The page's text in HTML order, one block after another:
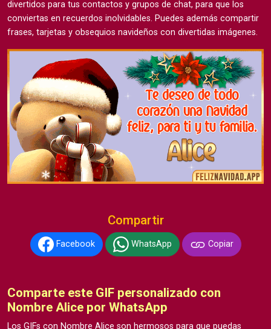
divertidos para tus contactos y grupos de chat, para que los
conviertas en recuerdos inolvidables. Puedes además compartir
frases, tarjetas y obsequios navideños con divertidas imágenes.
Compartir
Facebook WhatsApp Copiar
Comparte este GIF personalizado con
Nombre Alice por WhatsApp
Los GIFs con Nombre Alice son hermosos para que puedas